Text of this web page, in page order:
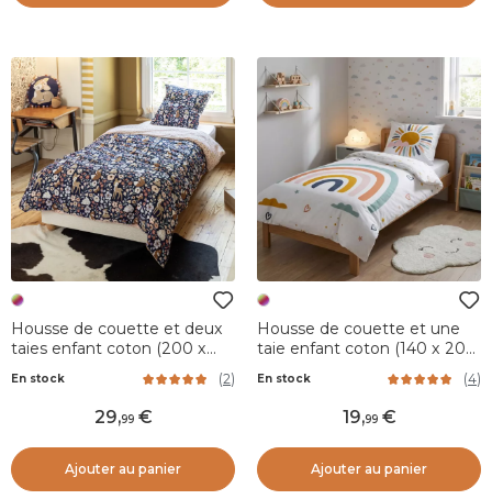
Housse de couette et deux
taies enfant coton (200 x
Multicolore
En stock (2)
29,99
Ajouter au panier
Housse de couette et une
taie enfant coton (140 x 200
En stock (4)
19,99
Ajouter au panier